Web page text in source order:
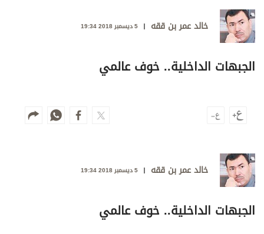
الترفيه
التعليم والمعرفة
الذكاء الاصطناعي
تغطيات
بودكاست
قصة صورة
خالد عمر بن ققه 5 ديسمبر 2018 19:34
الجبهات الداخلية.. خوف عالمي
خالد عمر بن ققه 5 ديسمبر 2018 19:34
الجبهات الداخلية.. خوف عالمي